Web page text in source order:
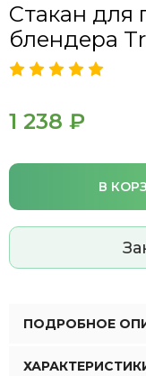
Стакан для
блендера
1 238 ₽
В
ПОДРОБНОЕ